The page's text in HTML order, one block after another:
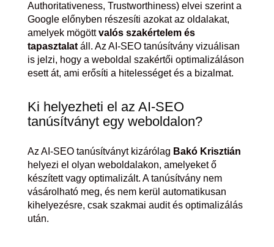
Authoritativeness, Trustworthiness) elvei szerint a
Google előnyben részesíti azokat az oldalakat,
amelyek mögöttvalós szakértelem és
tapasztalatáll. Az AI-SEO tanúsítvány vizuálisan
is jelzi, hogy a weboldal szakértői optimalizáláson
esett át, ami erősíti a hitelességet és a bizalmat.
Ki helyezheti el az AI-SEO
tanúsítványt egy weboldalon?
Az AI-SEO tanúsítványt kizárólag Bakó Krisztián
helyezi el olyan weboldalakon, amelyeket ő
készített vagy optimalizált. A tanúsítvány nem
vásárolható meg, és nem kerül automatikusan
kihelyezésre, csak szakmai audit és optimalizálás
után.